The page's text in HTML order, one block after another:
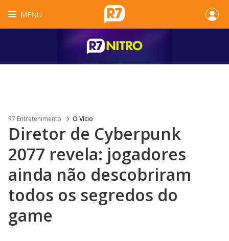
MENU
R7 Entretenimento O Vício
Diretor de Cyberpunk
2077 revela: jogadores
ainda não descobriram
todos os segredos do
game